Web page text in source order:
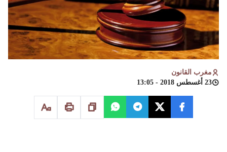
مغرب القانون
23 أغسطس 2018 - 13:05